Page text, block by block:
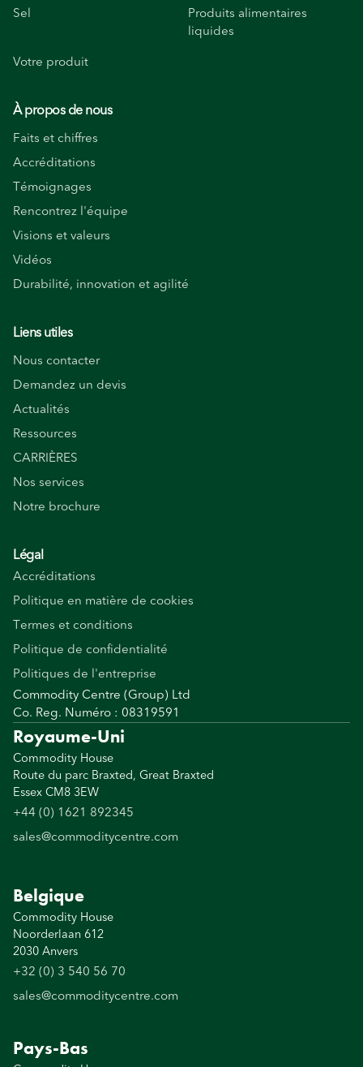
Sel
Produits alimentaires
liquides
Votre produit
À propos de nous
Faits et chiffres
Accréditations
Témoignages
Rencontrez l'équipe
Visions et valeurs
Vidéos
Durabilité, innovation et agilité
Liens utiles
Nous contacter
Demandez un devis
Actualités
Ressources
CARRIÈRES
Nos services
Notre brochure
Légal
Accréditations
Politique en matière de cookies
Termes et conditions
Politique de confidentialité
Politiques de l'entreprise
Commodity Centre (Group) Ltd
Co. Reg. Numéro : 08319591
Royaume-Uni
Commodity House
Route du parc Braxted, Great Braxted
Essex CM8 3EW
+44 (0) 1621 892345
sales@commoditycentre.com
Belgique
Commodity House
Noorderlaan 612
2030 Anvers
+32 (0) 3 540 56 70
sales@commoditycentre.com
Pays-Bas